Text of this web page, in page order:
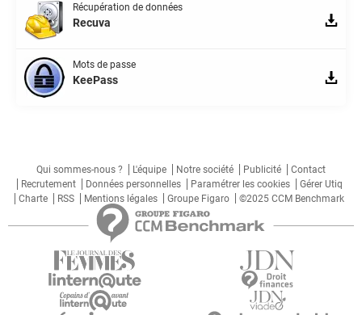
Récupération de données
Recuva
Mots de passe
KeePass
Qui sommes-nous ? L'équipe Notre société Publicité
Contact
Recrutement
Données personnelles Paramétrer les cookies
Gérer Utiq
Charte
RSS Mentions légales Groupe Figaro ©2025 CCM Benchmark